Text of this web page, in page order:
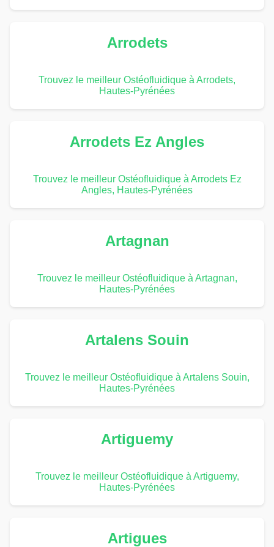
Arrodets
Trouvez le meilleur Ostéofluidique à Arrodets,
Hautes-Pyrénées
Arrodets Ez Angles
Trouvez le meilleur Ostéofluidique à Arrodets Ez
Angles, Hautes-Pyrénées
Artagnan
Trouvez le meilleur Ostéofluidique à Artagnan,
Hautes-Pyrénées
Artalens Souin
Trouvez le meilleur Ostéofluidique à Artalens Souin,
Hautes-Pyrénées
Artiguemy
Trouvez le meilleur Ostéofluidique à Artiguemy,
Hautes-Pyrénées
Artigues